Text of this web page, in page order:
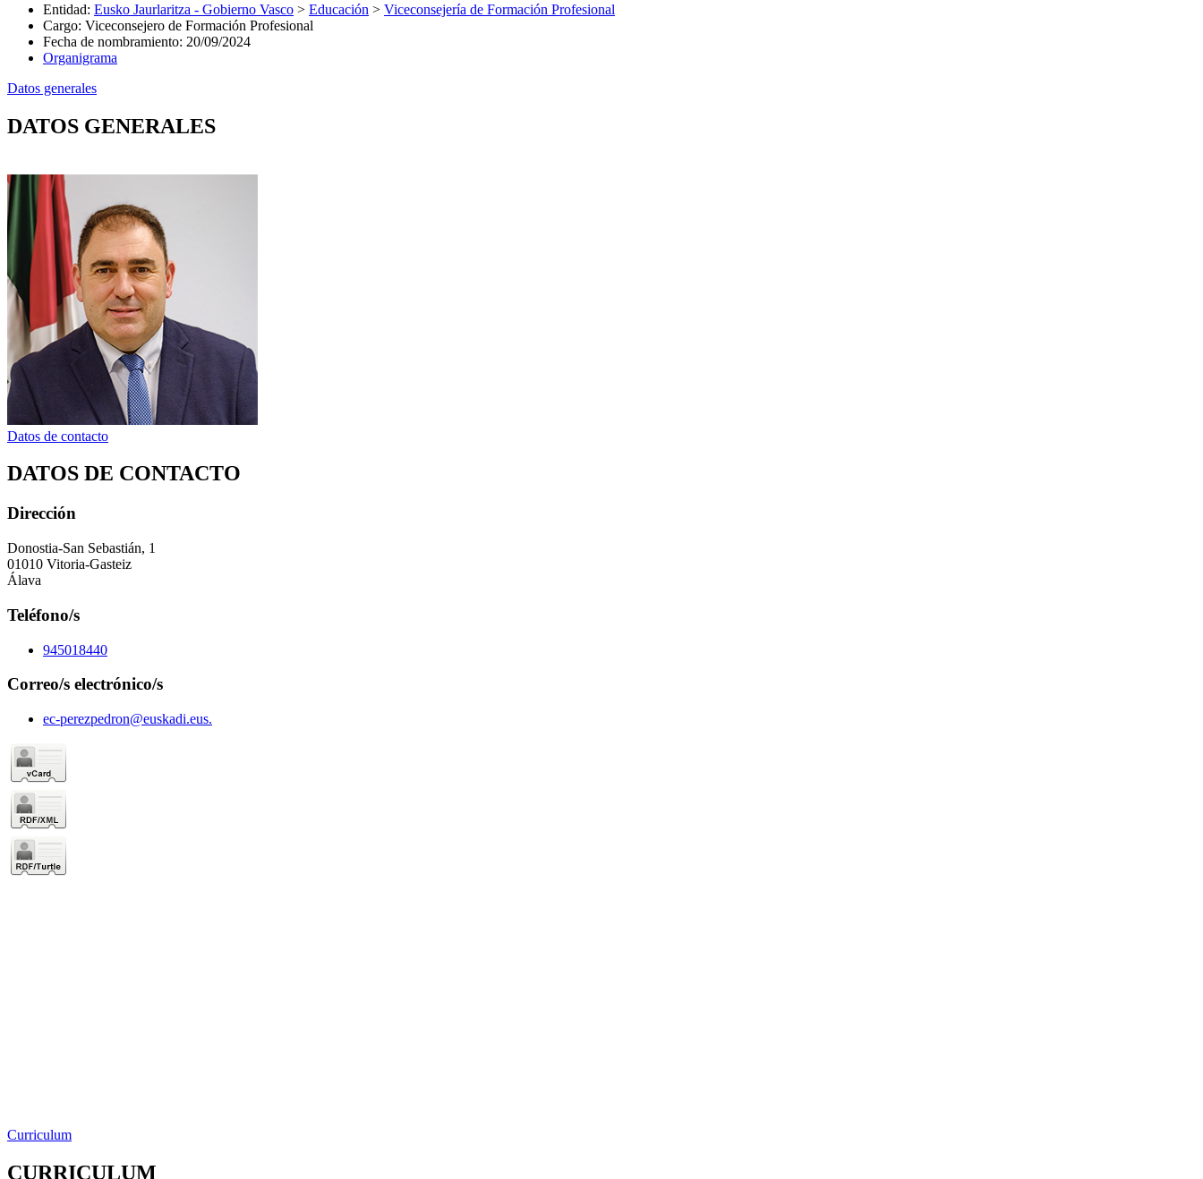
Entidad: Eusko Jaurlaritza - Gobierno Vasco > Educación > Viceconsejería de Formación Profesional
Cargo: Viceconsejero de Formación Profesional
Fecha de nombramiento: 20/09/2024
Organigrama
Datos generales
DATOS GENERALES
Datos de contacto
DATOS DE CONTACTO
Dirección
Donostia-San Sebastián, 1
01010 Vitoria-Gasteiz
Álava
Teléfono/s
945018440
Correo/s electrónico/s
ec-perezpedron@euskadi.eus.
Curriculum
CURRICULUM